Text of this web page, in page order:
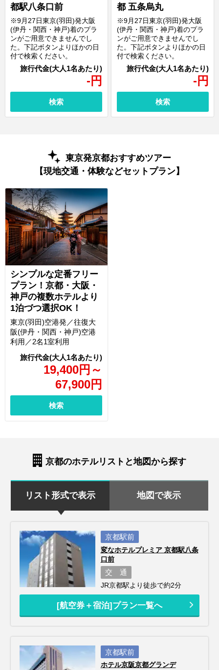
都駅八条口前
- 円
※9月27日東京(羽田)発大阪
(伊丹・関西・神戸)着のプラ
ンがご用意できませんでし
た。下記ボタンよりほかの日
付で検索ください。
検索
都 五条烏丸
- 円
※9月27日東京(羽田)発大阪
(伊丹・関西・神戸)着のプラ
ンがご用意できませんでし
た。下記ボタンよりほかの日
付で検索ください。
検索
東京発京都おすすめツアー
【現地交通・体験などセットプラン】
シンプルな定番フリー
プラン！京都・大阪・
神戸の複数ホテルより
1泊づつ選択OK！
19,400円 ～
67,900円
東京(羽田)空港発／往復大
阪(伊丹・関西・神戸)空港
利用／2名1室利用
検索
京都のホテルリストと地図から探す
リスト形式で表示 地図で表示
京都駅前
変なホテルプレミア 京都駅八条
口前
交 通
JR京都駅より徒歩で約2分
[航空券＋宿泊]プラン一覧へ
京都駅前
ホテル京阪京都グランデ